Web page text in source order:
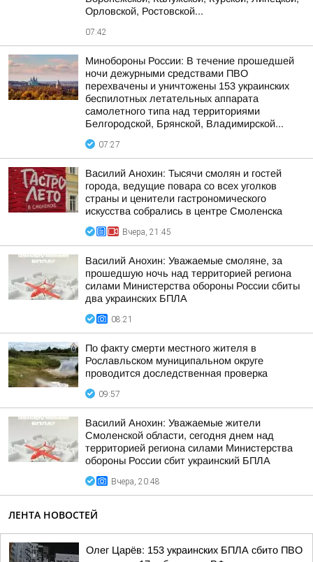
Орловской, Ростовской...
07:42
Минобороны России: В течение прошедшей
ночи дежурными средствами ПВО
перехвачены и уничтожены 153 украинских
беспилотных летательных аппарата
самолетного типа над территориями
Белгородской, Брянской, Владимирской...
07:27
Василий Анохин: Тысячи смолян и гостей
города, ведущие повара со всех уголков
страны и ценители гастрономического
искусства собрались в центре Смоленска
Вчера, 21:45
Василий Анохин: Уважаемые смоляне, за
прошедшую ночь над территорией региона
силами Министерства обороны России сбиты
два украинских БПЛА
08:21
По факту смерти местного жителя в
Рославльском муниципальном округе
проводится доследственная проверка
09:57
Василий Анохин: Уважаемые жители
Смоленской области, сегодня днем над
территорией региона силами Министерства
обороны России сбит украинский БПЛА
Вчера, 20:48
ЛЕНТА НОВОСТЕЙ
Олег Царёв: 153 украинских БПЛА сбито ПВО